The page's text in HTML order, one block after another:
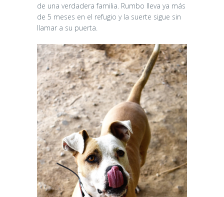
de una verdadera familia. Rumbo lleva ya más
de 5 meses en el refugio y la suerte sigue sin
llamar a su puerta.